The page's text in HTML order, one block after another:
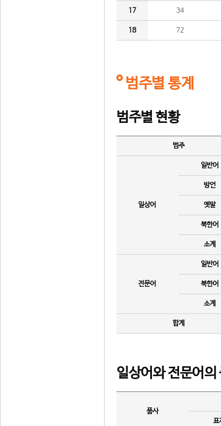
17 34
18 72
범주별 통계
범주별 현황
범주
일상어
일반어
방언
옛말
북한어
소계
전문어
일반어
북한어
소계
합계
일상어와 전문어의
품사
표